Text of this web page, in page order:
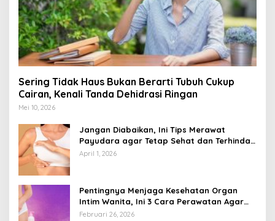
Sering Tidak Haus Bukan Berarti Tubuh Cukup
Cairan, Kenali Tanda Dehidrasi Ringan
Mei 10, 2026
Jangan Diabaikan, Ini Tips Merawat
Payudara agar Tetap Sehat dan Terhindar
dari Risiko Penyakit
April 1, 2026
Pentingnya Menjaga Kesehatan Organ
Intim Wanita, Ini 3 Cara Perawatan Agar
Tetap Bersih
Februari 26, 2026